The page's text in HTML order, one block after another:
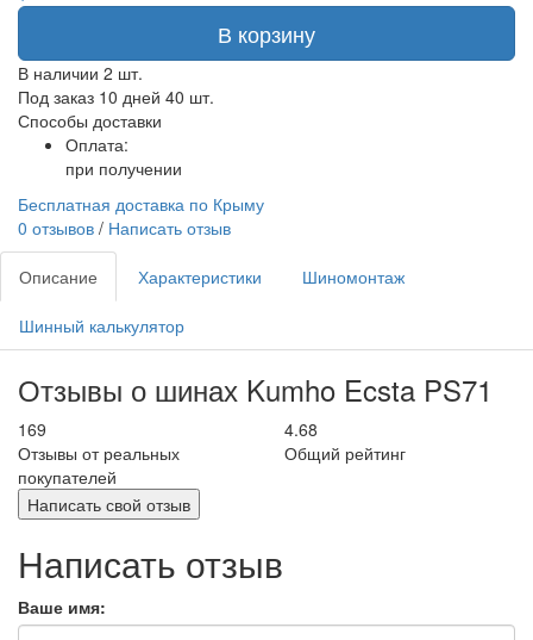
В корзину
В наличии 2 шт.
Под заказ 10 дней 40 шт.
Способы доставки
Оплата:
при получении
Бесплатная доставка по Крыму
0 отзывов / Написать отзыв
Описание Характеристики Шиномонтаж
Шинный калькулятор
Отзывы о шинах Kumho Ecsta PS71
169
Отзывы от реальных
покупателей
4.68
Общий рейтинг
Написать свой отзыв
Написать отзыв
Ваше имя: